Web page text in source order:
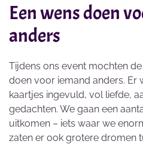
Een wens doen
anders
Tijdens ons event mochten
doen voor iemand anders. Er
kaartjes ingevuld, vol liefde,
gedachten. We gaan een
uitkomen – iets waar we
zaten er ook grotere dromen